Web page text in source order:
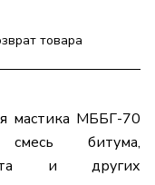
товара
мастика МББГ-70
смесь битума,
и других